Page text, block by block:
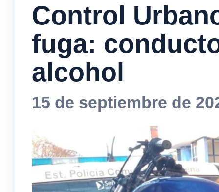
Control
fuga:
alcohol
15 de septiembre de